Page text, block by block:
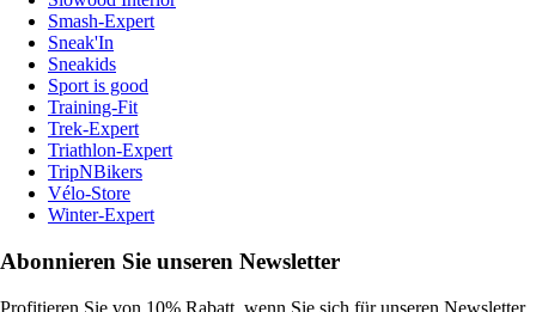
Smash-Expert
Sneak'In
Sneakids
Sport is good
Training-Fit
Trek-Expert
Triathlon-Expert
TripNBikers
Vélo-Store
Winter-Expert
Abonnieren Sie unseren Newsletter
Profitieren Sie von 10% Rabatt, wenn Sie sich für unseren Newsletter